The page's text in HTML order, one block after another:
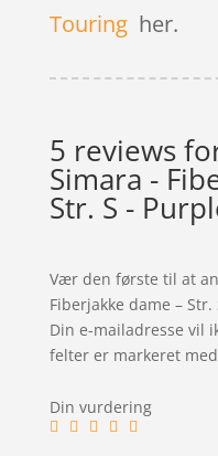
Touringher.
5 reviews
Simara -
Str. S -
Vær den første til at
Fiberjakke dame – Str.
Din e-mailadresse vil
felter er markeret med
Din vurdering